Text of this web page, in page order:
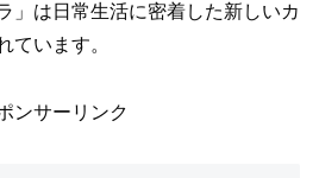
」は日常生活に密着した新しいカ
ています。
ンサーリンク